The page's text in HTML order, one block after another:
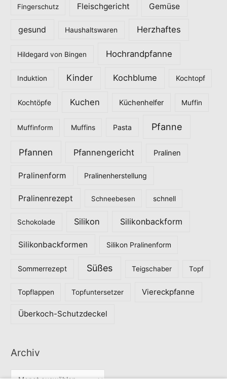
Fingerschutz Fleischgericht Gemüse
gesund Haushaltswaren Herzhaftes
Hildegard von Bingen Hochrandpfanne
Induktion Kinder Kochblume Kochtopf
Kochtöpfe Kuchen Küchenhelfer Muffin
Muffinform Muffins Pasta Pfanne
Pfannen Pfannengericht Pralinen
Pralinenform Pralinenherstellung
Pralinenrezept Schneebesen schnell
Schokolade Silikon Silikonbackform
Silikonbackformen Silikon Pralinenform
Sommerrezept Süßes Teigschaber Topf
Topflappen Topfuntersetzer Viereckpfanne
Überkoch-Schutzdeckel
Archiv